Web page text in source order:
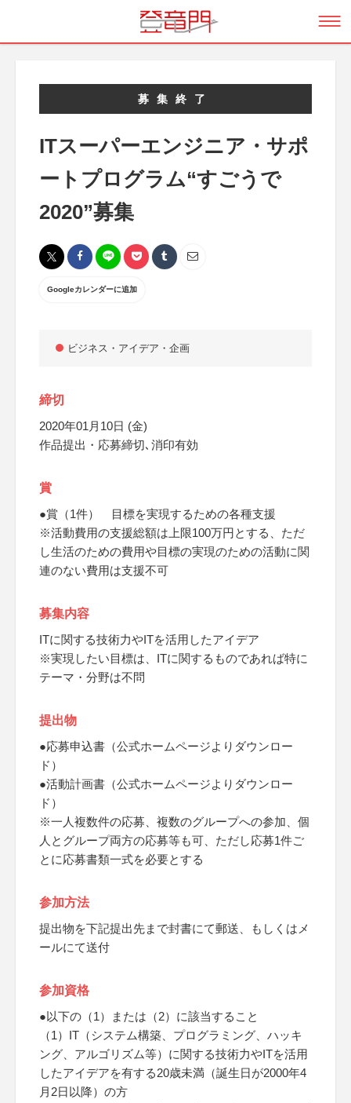
募集終了
ITスーパーエンジニア・サポ
ートプログラム“すごうで
2020”募集
Googleカレンダーに追加
ビジネス・アイデア・企画
締切
2020年01月10日 (金)
作品提出・応募締切､消印有効
賞
●賞（1件） 目標を実現するための各種支援
※活動費用の支援総額は上限100万円とする、ただ
し生活のための費用や目標の実現のための活動に関
連のない費用は支援不可
募集内容
ITに関する技術力やITを活用したアイデア
※実現したい目標は、ITに関するものであれば特に
テーマ・分野は不問
提出物
●応募申込書（公式ホームページよりダウンロー
ド）
●活動計画書（公式ホームページよりダウンロー
ド）
※一人複数件の応募、複数のグループへの参加、個
人とグループ両方の応募等も可、ただし応募1件ご
とに応募書類一式を必要とする
参加方法
提出物を下記提出先まで封書にて郵送、もしくはメ
ールにて送付
参加資格
●以下の（1）または（2）に該当すること
（1）IT（システム構築、プログラミング、ハッキ
ング、アルゴリズム等）に関する技術力やITを活用
したアイデアを有する20歳未満（誕生日が2000年4
月2日以降）の方